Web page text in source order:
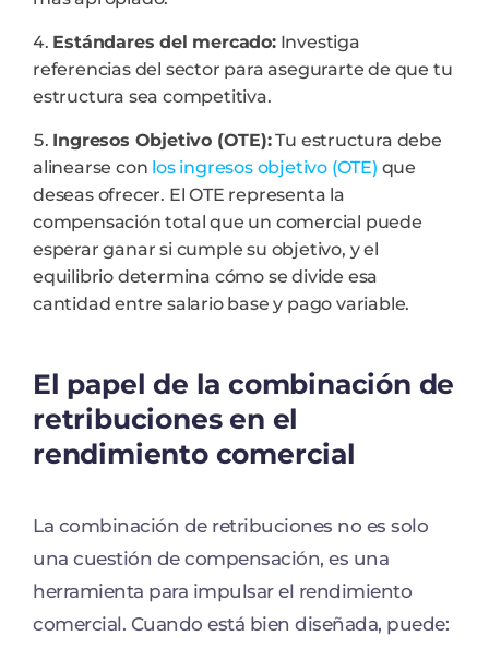
Estándares del mercado:Investiga
referencias del sector para asegurarte de que tu
estructura sea competitiva.
Ingresos Objetivo (OTE):Tu estructura debe
alinearse con los ingresos objetivo (OTE) que
deseas ofrecer. El OTE representa la
compensación total que un comercial puede
esperar ganar si cumple su objetivo, y el
equilibrio determina cómo se divide esa
cantidad entre salario base y pago variable.
El papel de la combinación de
retribuciones en el
rendimiento comercial
La combinación de retribuciones no es solo
una cuestión de compensación, es una
herramienta para impulsar el rendimiento
comercial. Cuando está bien diseñada, puede: